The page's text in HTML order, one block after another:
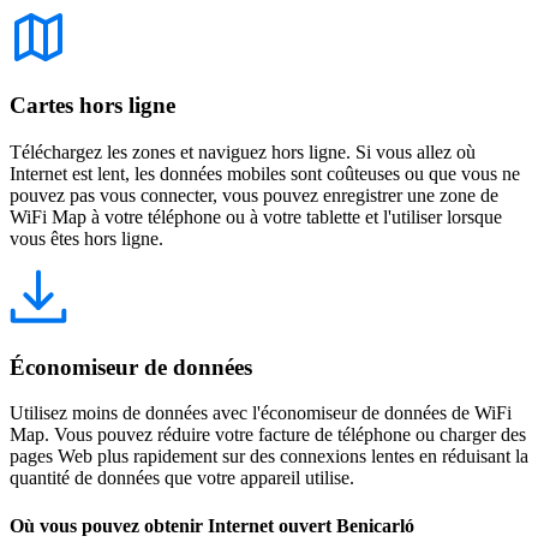
Cartes hors ligne
Téléchargez les zones et naviguez hors ligne. Si vous allez où
Internet est lent, les données mobiles sont coûteuses ou que vous ne
pouvez pas vous connecter, vous pouvez enregistrer une zone de
WiFi Map à votre téléphone ou à votre tablette et l'utiliser lorsque
vous êtes hors ligne.
Économiseur de données
Utilisez moins de données avec l'économiseur de données de WiFi
Map. Vous pouvez réduire votre facture de téléphone ou charger des
pages Web plus rapidement sur des connexions lentes en réduisant la
quantité de données que votre appareil utilise.
Où vous pouvez obtenir Internet ouvert Benicarló